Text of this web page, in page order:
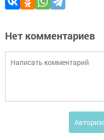
Нет комментариев